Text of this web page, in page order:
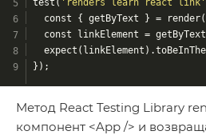
const { getByText } =
const linkElement =
});
Метод React Testing Library
компонент <App /> и